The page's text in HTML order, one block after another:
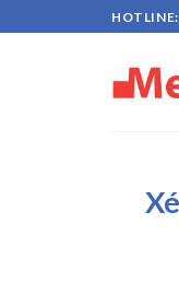
to